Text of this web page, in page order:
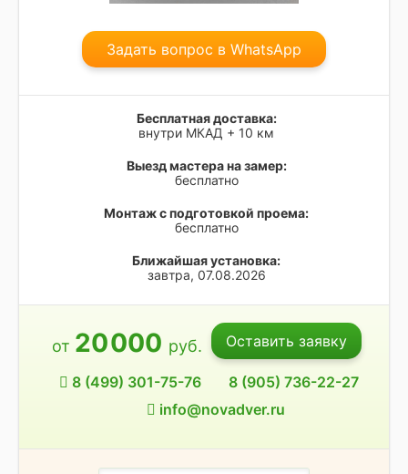
Задать вопрос в WhatsApp
Бесплатная доставка:
внутри МКАД + 10 км
Выезд мастера на замер:
бесплатно
Монтаж с подготовкой проема:
бесплатно
Ближайшая установка:
завтра, 07.08.2026
от 20000 руб. Оставить заявку
8 (499) 301-75-76
8 (905) 736-22-27
info@novadver.ru